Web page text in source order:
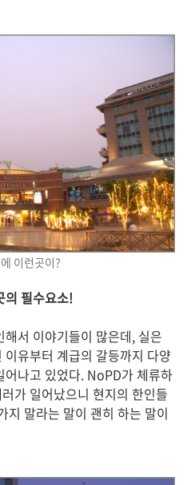
이런곳이?
의 필수요소!
서 이야기들이 많은데, 실은
유부터 계급의 갈등까지 다양
어나고 있었다. NoPD가 체류하
가 일어났으니 현지의 한인들
지 말라는 말이 괜히 하는 말이